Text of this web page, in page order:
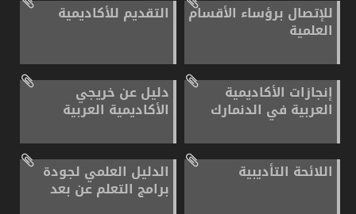
للإتصال برؤساء الأقسام
العلمية
التقديم للأكاديمية
إنجازات الأكاديمية
العربية في الدنمارك
دليل عن خريجي
الأكاديمية العربية
اللائحة التأديبية الدليل العلمي لجودة
برامج التعلم عن بعد